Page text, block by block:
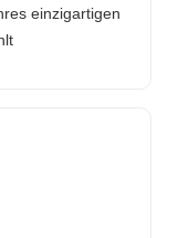
einzigartigen